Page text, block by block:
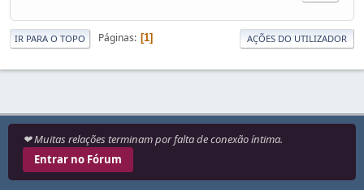
IR PARA O TOPO Páginas 1 AÇÕES DO UTILIZADOR
❤ Muitas relações terminam por falta de conexão íntima.
Entrar no Fórum